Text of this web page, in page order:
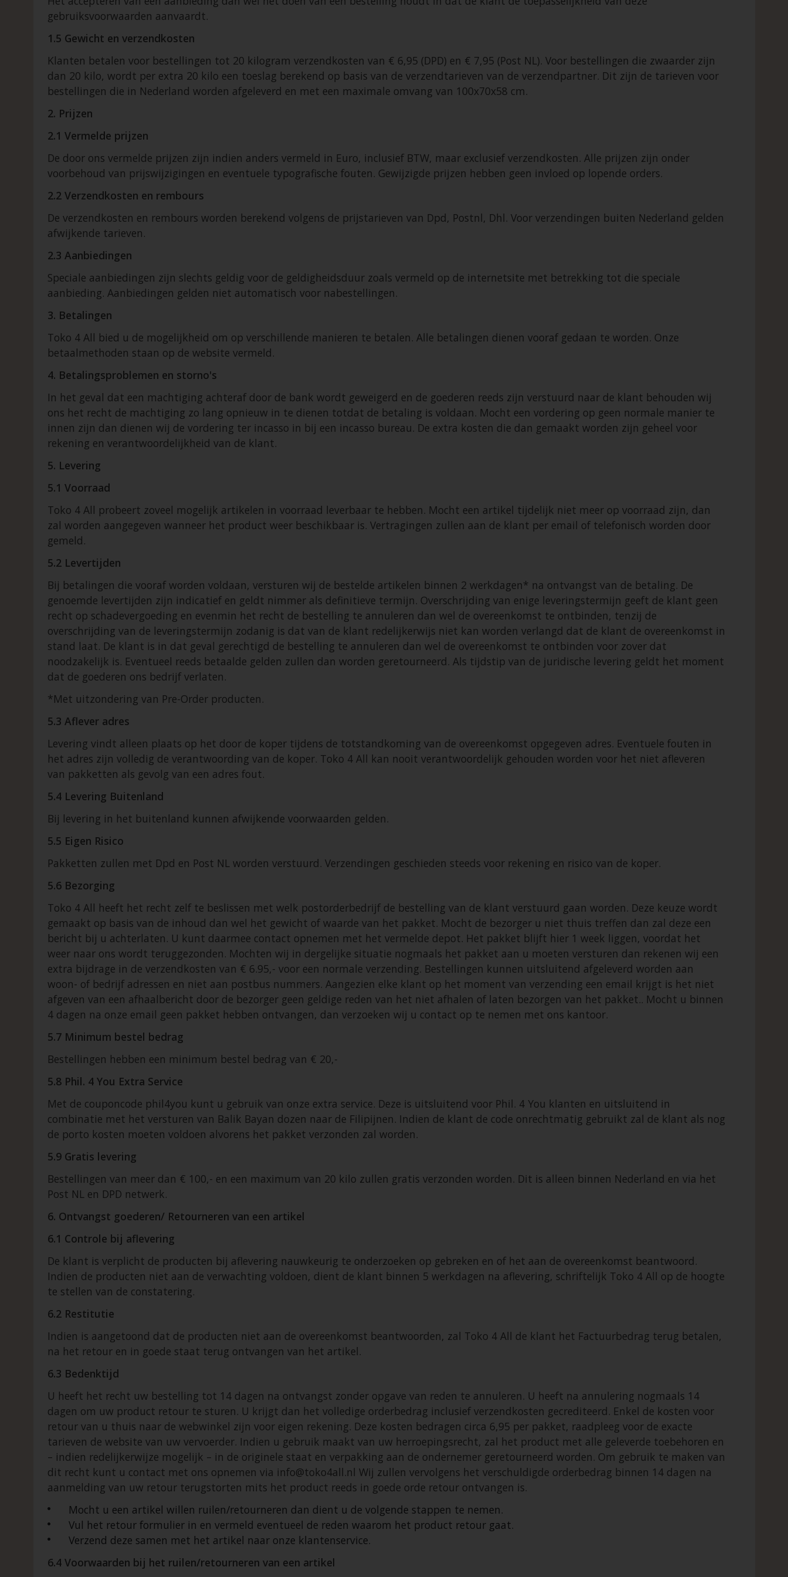
gebruiksvoorwaarden aanvaardt.
1.5 Gewicht en verzendkosten
Klanten betalen voor bestellingen tot 20 kilogram verzendkosten van € 6,95 (DPD) en € 7,95 (Post NL). Voor bestellingen die zwaarder zijn
dan 20 kilo, wordt per extra 20 kilo een toeslag berekend op basis van de verzendtarieven van de verzendpartner. Dit zijn de tarieven voor
bestellingen die in Nederland worden afgeleverd en met een maximale omvang van 100x70x58 cm.
2. Prijzen
2.1 Vermelde prijzen
De door ons vermelde prijzen zijn indien anders vermeld in Euro, inclusief BTW, maar exclusief verzendkosten. Alle prijzen zijn onder
voorbehoud van prijswijzigingen en eventuele typografische fouten. Gewijzigde prijzen hebben geen invloed op lopende orders.
2.2 Verzendkosten en rembours
De verzendkosten en rembours worden berekend volgens de prijstarieven van Dpd, Postnl, Dhl. Voor verzendingen buiten Nederland gelden
afwijkende tarieven.
2.3 Aanbiedingen
Speciale aanbiedingen zijn slechts geldig voor de geldigheidsduur zoals vermeld op de internetsite met betrekking tot die speciale
aanbieding. Aanbiedingen gelden niet automatisch voor nabestellingen.
3. Betalingen
Toko 4 All bied u de mogelijkheid om op verschillende manieren te betalen. Alle betalingen dienen vooraf gedaan te worden. Onze
betaalmethoden staan op de website vermeld.
4. Betalingsproblemen en storno's
In het geval dat een machtiging achteraf door de bank wordt geweigerd en de goederen reeds zijn verstuurd naar de klant behouden wij
ons het recht de machtiging zo lang opnieuw in te dienen totdat de betaling is voldaan. Mocht een vordering op geen normale manier te
innen zijn dan dienen wij de vordering ter incasso in bij een incasso bureau. De extra kosten die dan gemaakt worden zijn geheel voor
rekening en verantwoordelijkheid van de klant.
5. Levering
5.1 Voorraad
Toko 4 All probeert zoveel mogelijk artikelen in voorraad leverbaar te hebben. Mocht een artikel tijdelijk niet meer op voorraad zijn, dan
zal worden aangegeven wanneer het product weer beschikbaar is. Vertragingen zullen aan de klant per email of telefonisch worden door
gemeld.
5.2 Levertijden
Bij betalingen die vooraf worden voldaan, versturen wij de bestelde artikelen binnen 2 werkdagen* na ontvangst van de betaling. De
genoemde levertijden zijn indicatief en geldt nimmer als definitieve termijn. Overschrijding van enige leveringstermijn geeft de klant geen
recht op schadevergoeding en evenmin het recht de bestelling te annuleren dan wel de overeenkomst te ontbinden, tenzij de
overschrijding van de leveringstermijn zodanig is dat van de klant redelijkerwijs niet kan worden verlangd dat de klant de overeenkomst in
stand laat. De klant is in dat geval gerechtigd de bestelling te annuleren dan wel de overeenkomst te ontbinden voor zover dat
noodzakelijk is. Eventueel reeds betaalde gelden zullen dan worden geretourneerd. Als tijdstip van de juridische levering geldt het moment
dat de goederen ons bedrijf verlaten.
*Met uitzondering van Pre-Order producten.
5.3 Aflever adres
Levering vindt alleen plaats op het door de koper tijdens de totstandkoming van de overeenkomst opgegeven adres. Eventuele fouten in
het adres zijn volledig de verantwoording van de koper. Toko 4 All kan nooit verantwoordelijk gehouden worden voor het niet afleveren
van pakketten als gevolg van een adres fout.
5.4 Levering Buitenland
Bij levering in het buitenland kunnen afwijkende voorwaarden gelden.
5.5 Eigen Risico
Pakketten zullen met Dpd en Post NL worden verstuurd. Verzendingen geschieden steeds voor rekening en risico van de koper.
5.6 Bezorging
Toko 4 All heeft het recht zelf te beslissen met welk postorderbedrijf de bestelling van de klant verstuurd gaan worden. Deze keuze wordt
gemaakt op basis van de inhoud dan wel het gewicht of waarde van het pakket. Mocht de bezorger u niet thuis treffen dan zal deze een
bericht bij u achterlaten. U kunt daarmee contact opnemen met het vermelde depot. Het pakket blijft hier 1 week liggen, voordat het
weer naar ons wordt teruggezonden. Mochten wij in dergelijke situatie nogmaals het pakket aan u moeten versturen dan rekenen wij een
extra bijdrage in de verzendkosten van € 6.95,- voor een normale verzending. Bestellingen kunnen uitsluitend afgeleverd worden aan
woon- of bedrijf adressen en niet aan postbus nummers. Aangezien elke klant op het moment van verzending een email krijgt is het niet
afgeven van een afhaalbericht door de bezorger geen geldige reden van het niet afhalen of laten bezorgen van het pakket.. Mocht u binnen
4 dagen na onze email geen pakket hebben ontvangen, dan verzoeken wij u contact op te nemen met ons kantoor.
5.7 Minimum bestel bedrag
Bestellingen hebben een minimum bestel bedrag van € 20,-
5.8 Phil. 4 You Extra Service
Met de couponcode phil4you kunt u gebruik van onze extra service. Deze is uitsluitend voor Phil. 4 You klanten en uitsluitend in
combinatie met het versturen van Balik Bayan dozen naar de Filipijnen. Indien de klant de code onrechtmatig gebruikt zal de klant als nog
de porto kosten moeten voldoen alvorens het pakket verzonden zal worden.
5.9 Gratis levering
Bestellingen van meer dan € 100,- en een maximum van 20 kilo zullen gratis verzonden worden. Dit is alleen binnen Nederland en via het
Post NL en DPD netwerk.
6. Ontvangst goederen/ Retourneren van een artikel
6.1 Controle bij aflevering
De klant is verplicht de producten bij aflevering nauwkeurig te onderzoeken op gebreken en of het aan de overeenkomst beantwoord.
Indien de producten niet aan de verwachting voldoen, dient de klant binnen 5 werkdagen na aflevering, schriftelijk Toko 4 All op de hoogte
te stellen van de constatering.
6.2 Restitutie
Indien is aangetoond dat de producten niet aan de overeenkomst beantwoorden, zal Toko 4 All de klant het Factuurbedrag terug betalen,
na het retour en in goede staat terug ontvangen van het artikel.
6.3 Bedenktijd
U heeft het recht uw bestelling tot 14 dagen na ontvangst zonder opgave van reden te annuleren. U heeft na annulering nogmaals 14
dagen om uw product retour te sturen. U krijgt dan het volledige orderbedrag inclusief verzendkosten gecrediteerd. Enkel de kosten voor
retour van u thuis naar de webwinkel zijn voor eigen rekening. Deze kosten bedragen circa 6,95 per pakket, raadpleeg voor de exacte
tarieven de website van uw vervoerder. Indien u gebruik maakt van uw herroepingsrecht, zal het product met alle geleverde toebehoren en
– indien redelijkerwijze mogelijk – in de originele staat en verpakking aan de ondernemer geretourneerd worden. Om gebruik te maken van
dit recht kunt u contact met ons opnemen via info@toko4all.nl Wij zullen vervolgens het verschuldigde orderbedrag binnen 14 dagen na
aanmelding van uw retour terugstorten mits het product reeds in goede orde retour ontvangen is.
Mocht u een artikel willen ruilen/retourneren dan dient u de volgende stappen te nemen.
Vul het retour formulier in en vermeld eventueel de reden waarom het product retour gaat.
Verzend deze samen met het artikel naar onze klantenservice.
6.4 Voorwaarden bij het ruilen/retourneren van een artikel